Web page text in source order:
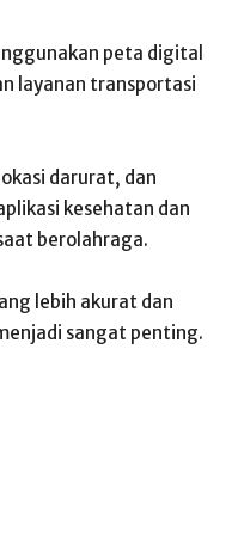
peta digital
layanan transportasi
darurat, dan
kesehatan dan
berolahraga.
lebih akurat dan
sangat penting.